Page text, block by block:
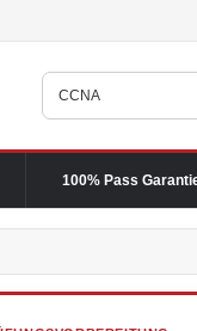
100% Pass